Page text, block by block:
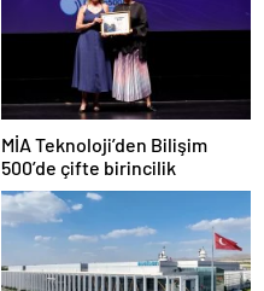
MİA Teknoloji’den Bilişim
500’de çifte birincilik